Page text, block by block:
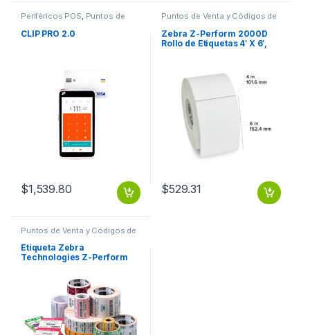
Periféricos POS, Puntos de
Venta y Códigos de Barra
CLIP PRO 2.0
$1,539.80
Puntos de Venta y Códigos de
Auto ID
Zebra Z-Perform 2000D
Rollo de Etiquetas 4′ X 6′,
$529.31
Puntos de Venta y Códigos de
Suministros POS Retail y
Auto ID
Etiqueta Zebra
Technologies Z-Perform